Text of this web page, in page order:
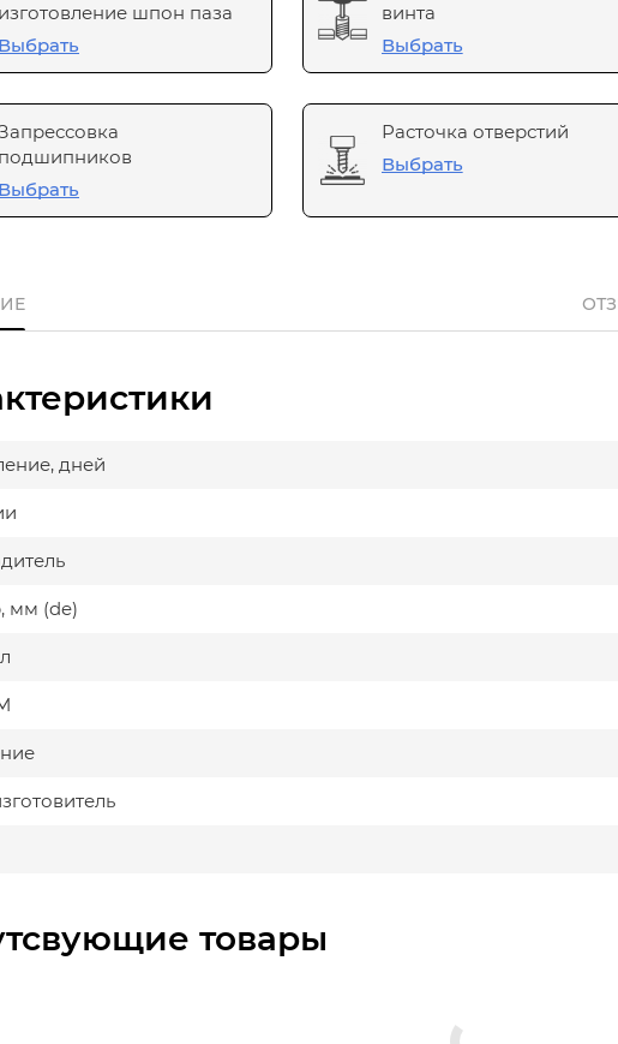
изготовление шпон паза
Выбрать
винта
Выбрать
подшипников
Выбрать
Расточка отверстий
Выбрать
дней
мм (de)
товары